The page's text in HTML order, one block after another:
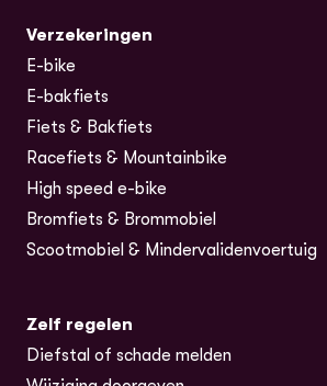
Verzekeringen
E-bike
E-bakfiets
Fiets & Bakfiets
Racefiets & Mountainbike
High speed e-bike
Bromfiets & Brommobiel
Scootmobiel & Mindervalidenvoertuig
Zelf regelen
Diefstal of schade melden